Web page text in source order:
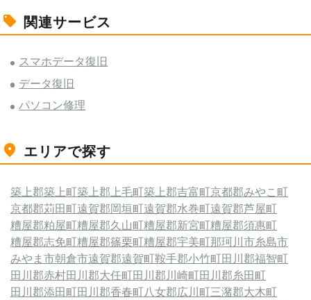
関連サービス
スマホデータ復旧
データ復旧
パソコン修理
エリアで探す
築上郡築上町築上郡上毛町築上郡吉富町京都郡みやこ町
京都郡苅田町遠賀郡岡垣町遠賀郡水巻町遠賀郡芦屋町
糟屋郡粕屋町糟屋郡久山町糟屋郡新宮町糟屋郡須惠町
糟屋郡志免町糟屋郡篠栗町糟屋郡宇美町那珂川市糸島市
みやま市朝倉市遠賀郡遠賀町鞍手郡小竹町田川郡福智町
田川郡赤村田川郡大任町田川郡川崎町田川郡糸田町
田川郡添田町田川郡香春町八女郡広川町三潴郡大木町